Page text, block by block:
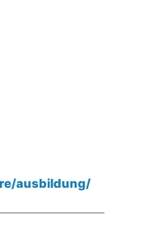
ausbildung/